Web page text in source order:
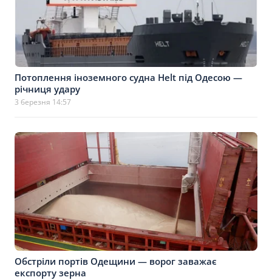
Потоплення іноземного судна Helt під Одесою —
річниця удару
3 березня 14:57
Обстріли портів Одещини — ворог заважає
експорту зерна